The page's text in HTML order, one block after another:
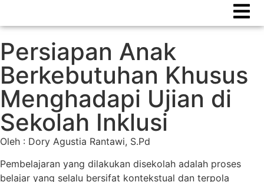
Persiapan Anak
Berkebutuhan Khusus
Menghadapi Ujian di
Sekolah Inklusi
Oleh : Dory Agustia Rantawi, S.Pd
Pembelajaran yang dilakukan disekolah adalah proses
belajar yang selalu bersifat kontekstual dan terpola